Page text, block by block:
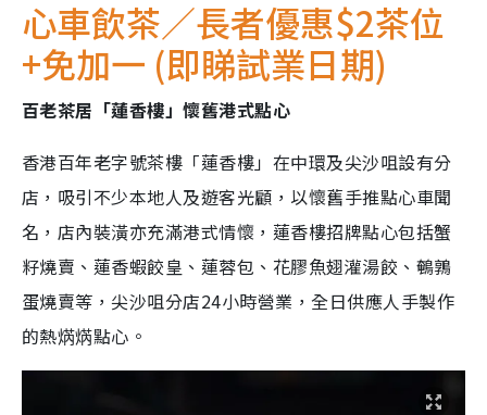
心車飲茶／長者優惠$2茶位
+免加一 (即睇試業日期)
百老茶居「蓮香樓」懷舊港式點心
香港百年老字號茶樓「蓮香樓」在中環及尖沙咀設有分
店，吸引不少本地人及遊客光顧，以懷舊手推點心車聞
名，店內裝潢亦充滿港式情懷，蓮香樓招牌點心包括蟹
籽燒賣、蓮香蝦餃皇、蓮蓉包、花膠魚翅灌湯餃、鵪鶉
蛋燒賣等，尖沙咀分店24小時營業，全日供應人手製作
的熱焫焫點心。